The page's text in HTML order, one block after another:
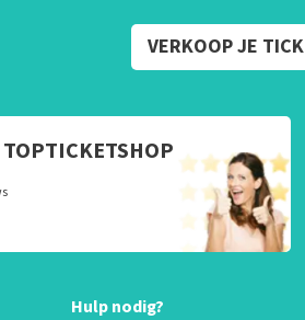
VERKOOP JE
Hulp nodig?